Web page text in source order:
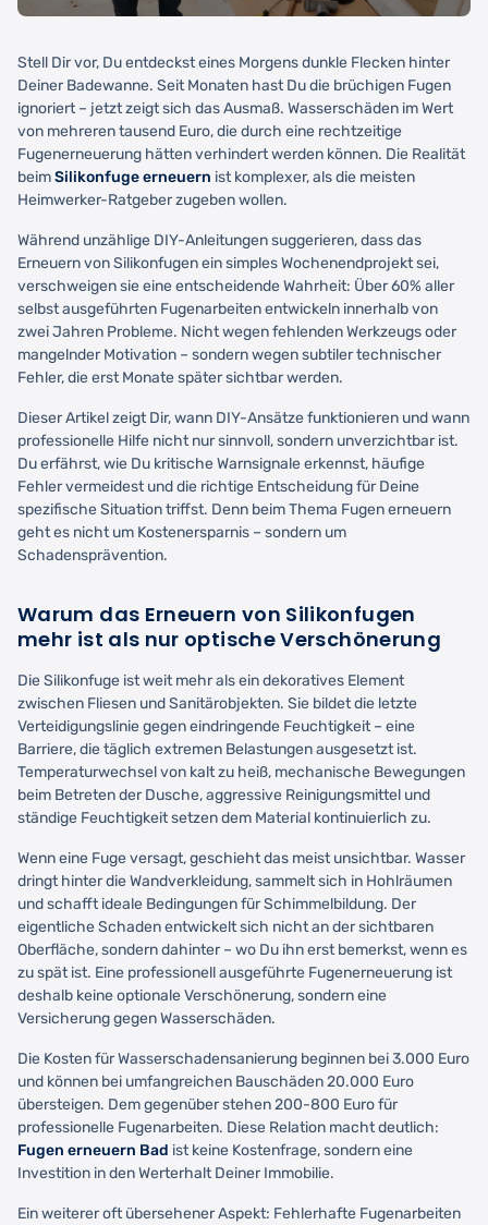
Stell Dir vor, Du entdeckst eines Morgens dunkle Flecken hinter
Deiner Badewanne. Seit Monaten hast Du die brüchigen Fugen
ignoriert – jetzt zeigt sich das Ausmaß. Wasserschäden im Wert
von mehreren tausend Euro, die durch eine rechtzeitige
Fugenerneuerung hätten verhindert werden können. Die Realität
beimSilikonfuge erneuern ist komplexer, als die meisten
Heimwerker-Ratgeber zugeben wollen.
Während unzählige DIY-Anleitungen suggerieren, dass das
Erneuern von Silikonfugen ein simples Wochenendprojekt sei,
verschweigen sie eine entscheidende Wahrheit: Über 60% aller
selbst ausgeführten Fugenarbeiten entwickeln innerhalb von
zwei Jahren Probleme. Nicht wegen fehlenden Werkzeugs oder
mangelnder Motivation – sondern wegen subtiler technischer
Fehler, die erst Monate später sichtbar werden.
Dieser Artikel zeigt Dir, wann DIY-Ansätze funktionieren und wann
professionelle Hilfe nicht nur sinnvoll, sondern unverzichtbar ist.
Du erfährst, wie Du kritische Warnsignale erkennst, häufige
Fehler vermeidest und die richtige Entscheidung für Deine
spezifische Situation triffst. Denn beim Thema Fugen erneuern
geht es nicht um Kostenersparnis – sondern um
Schadensprävention.
Warum das Erneuern von Silikonfugen
mehr ist als nur optische Verschönerung
Die Silikonfuge ist weit mehr als ein dekoratives Element
zwischen Fliesen und Sanitärobjekten. Sie bildet die letzte
Verteidigungslinie gegen eindringende Feuchtigkeit – eine
Barriere, die täglich extremen Belastungen ausgesetzt ist.
Temperaturwechsel von kalt zu heiß, mechanische Bewegungen
beim Betreten der Dusche, aggressive Reinigungsmittel und
ständige Feuchtigkeit setzen dem Material kontinuierlich zu.
Wenn eine Fuge versagt, geschieht das meist unsichtbar. Wasser
dringt hinter die Wandverkleidung, sammelt sich in Hohlräumen
und schafft ideale Bedingungen für Schimmelbildung. Der
eigentliche Schaden entwickelt sich nicht an der sichtbaren
Oberfläche, sondern dahinter – wo Du ihn erst bemerkst, wenn es
zu spät ist. Eine professionell ausgeführte Fugenerneuerung ist
deshalb keine optionale Verschönerung, sondern eine
Versicherung gegen Wasserschäden.
Die Kosten für Wasserschadensanierung beginnen bei 3.000 Euro
und können bei umfangreichen Bauschäden 20.000 Euro
übersteigen. Dem gegenüber stehen 200-800 Euro für
professionelle Fugenarbeiten. Diese Relation macht deutlich:
Fugen erneuern Bad ist keine Kostenfrage, sondern eine
Investition in den Werterhalt Deiner Immobilie.
Ein weiterer oft übersehener Aspekt: Fehlerhafte Fugenarbeiten